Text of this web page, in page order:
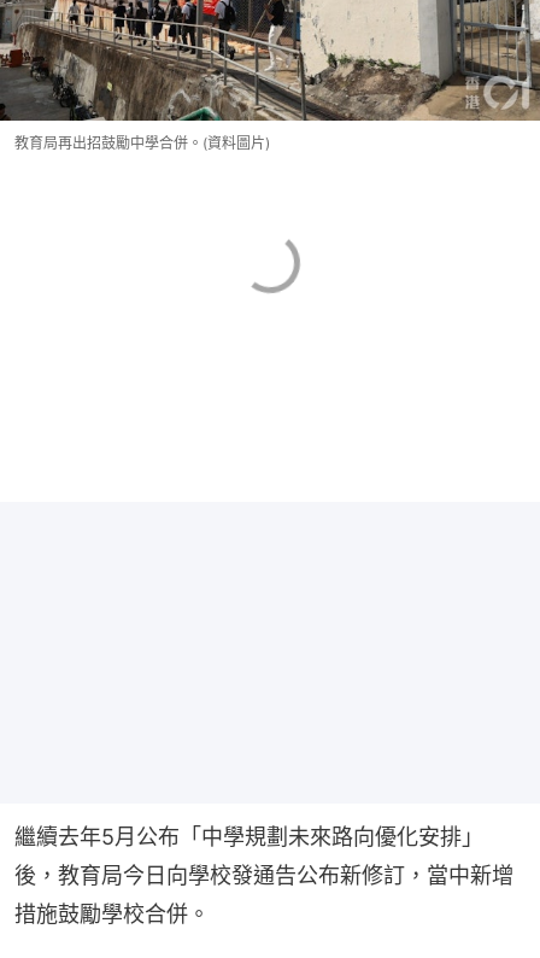
教育局再出招鼓勵中學合併。(資料圖片)
繼續去年5月公布「中學規劃未來路向優化安排」
後，教育局今日向學校發通告公布新修訂，當中新增
措施鼓勵學校合併。